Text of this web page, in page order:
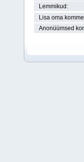
Lemmikud:
Lisa oma
Anonüümsed